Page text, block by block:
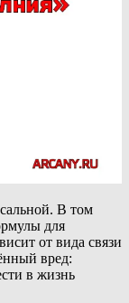
В том
для
от вида связи
вред:
в жизнь